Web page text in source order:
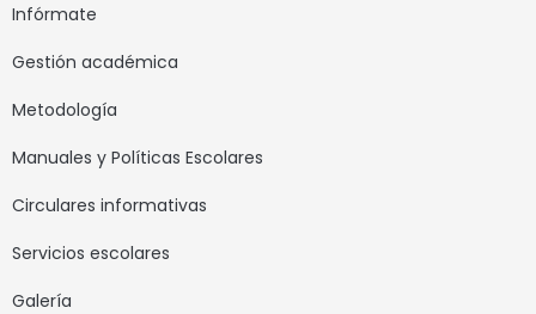
Infórmate
Gestión académica
Metodología
Manuales y Políticas Escolares
Circulares informativas
Servicios escolares
Galería